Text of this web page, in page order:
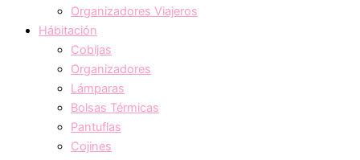
Organizadores Viajeros
Hábitación
Cobijas
Organizadores
Lámparas
Bolsas Térmicas
Pantuflas
Cojines